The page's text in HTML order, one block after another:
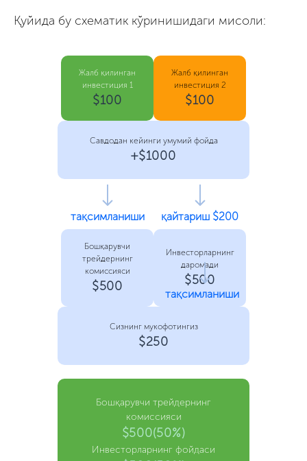
Қуйида бу схематик кўринишидаги мисоли:
Жалб қилинган
инвестиция 1
$100
Жалб қилинган
инвестиция 2
$100
Савдодан кейинги умумий фойда
+$1000
тақсимланиши
Бошқарувчи
трейдернинг
комиссияси
$500
қайтариш $200
Инвесторларнинг
даромади
$500
тақсимланиши
Сизнинг мукофотингиз
$250
Бошқарувчи трейдернинг
комиссияси
$500(50%)
Инвесторларнинг фойдаси